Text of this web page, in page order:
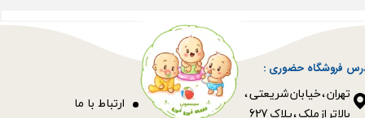
فروشگاه حضوری :
​​​​​​​تهران ، خیابان شریعتی ،
بالاتر از ملک ، پلاک 627​​​​​​​
ارتباط با ما